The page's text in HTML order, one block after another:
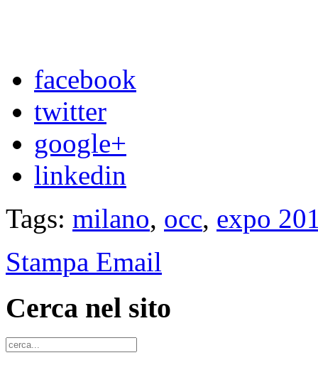
facebook
twitter
google+
linkedin
Tags: milano, occ, expo
Stampa Email
Cerca nel sito